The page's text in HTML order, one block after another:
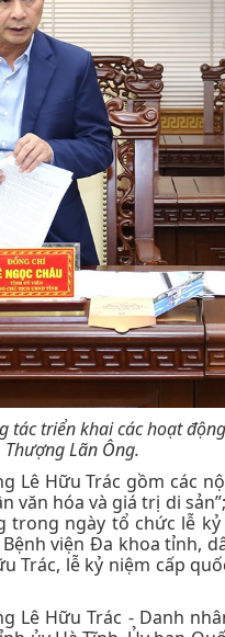
tác triển khai các hoạt
Thượng Lãn Ông.
Lê Hữu Trác gồm các
văn hóa và giá trị di
trong ngày tổ chức lễ
viện Đa khoa tỉnh,
Trác, lễ kỷ niệm cấp
Lê Hữu Trác - Danh